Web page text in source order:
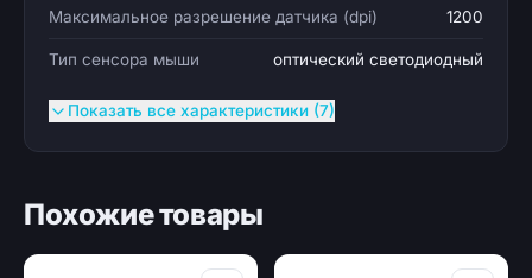
Максимальное разрешение датчика (dpi) 1200
Тип сенсора мыши оптический светодиодный
Показать все характеристики (7)
Похожие товары